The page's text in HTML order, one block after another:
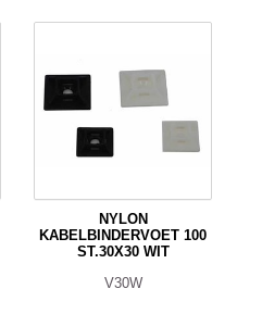
NYLON
KABELBINDERVOET 100
ST.30X30 WIT
V30W